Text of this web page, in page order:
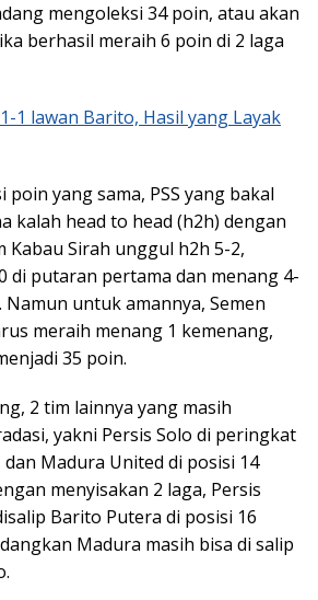
mengoleksi 34 poin, atau akan
berhasil meraih 6 poin di 2 laga
1 lawan Barito, Hasil yang Layak
poin yang sama, PSS yang bakal
kalah head to head (h2h) dengan
Kabau Sirah unggul h2h 5-2,
di putaran pertama dan menang 4-
untuk amannya, Semen
meraih menang 1 kemenang,
35 poin.
2 tim lainnya yang masih
yakni Persis Solo di peringkat
dan Madura United di posisi 14
menyisakan 2 laga, Persis
Barito Putera di posisi 16
Madura masih bisa di salip